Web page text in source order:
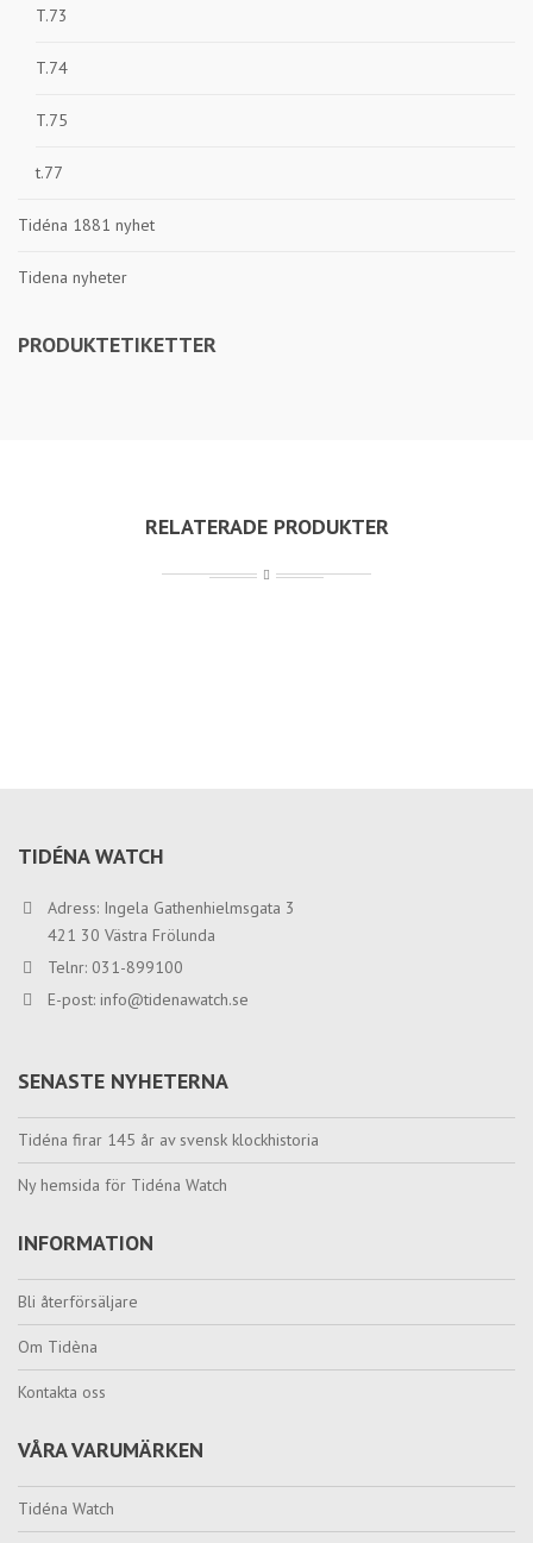
T.73
T.74
T.75
t.77
Tidéna 1881 nyhet
Tidena nyheter
PRODUKTETIKETTER
RELATERADE PRODUKTER
TIDÉNA WATCH
Adress: Ingela Gathenhielmsgata 3
421 30 Västra Frölunda
Telnr: 031-899100
E-post: info@tidenawatch.se
SENASTE NYHETERNA
Tidéna firar 145 år av svensk klockhistoria
Ny hemsida för Tidéna Watch
INFORMATION
Bli återförsäljare
Om Tidèna
Kontakta oss
VÅRA VARUMÄRKEN
Tidéna Watch